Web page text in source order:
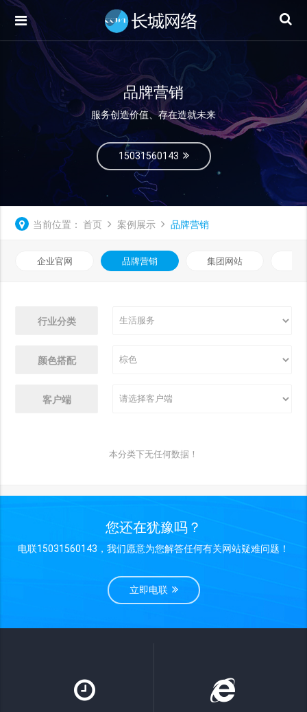
品牌营销
服务创造价值、存在造就未来
15031560143
当前位置： 首页 案例展示 品牌营销
企业官网 品牌营销 集团网站
行业分类
颜色搭配
客户端
本分类下无任何数据！
您还在犹豫吗？
电联15031560143，我们愿意为您解答任何有关网站疑难问题！
立即电联